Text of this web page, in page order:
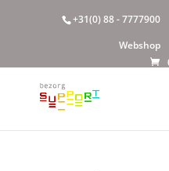
+31(0) 88 - 7777900
Webshop